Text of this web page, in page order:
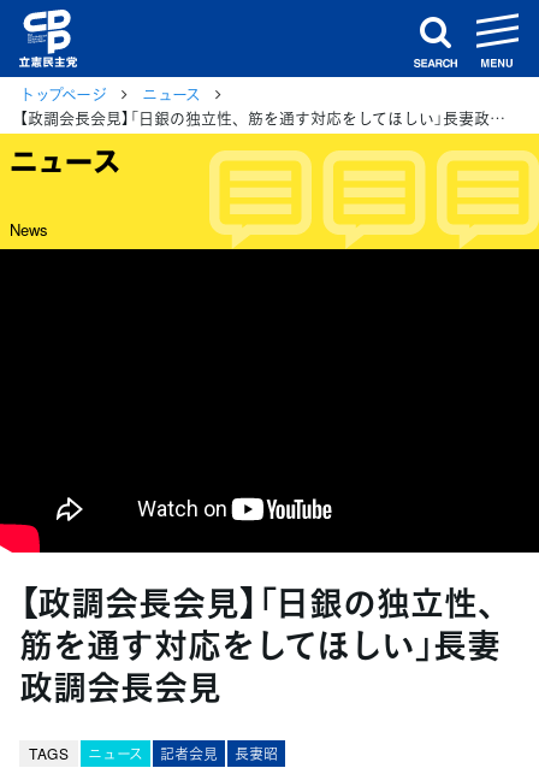
search
トップページ
ニュース
【政調会長会見】「日銀の独立性、筋を通す対応をしてほしい」長妻政調会長会見
ニュース
News
【政調会長会見】「日銀の独立性、
筋を通す対応をしてほしい」長妻
政調会長会見
TAGS ニュース 記者会見 長妻昭